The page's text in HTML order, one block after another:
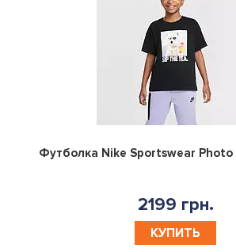
Футболка Nike Sportswear Photo
2199 грн.
КУПИТЬ